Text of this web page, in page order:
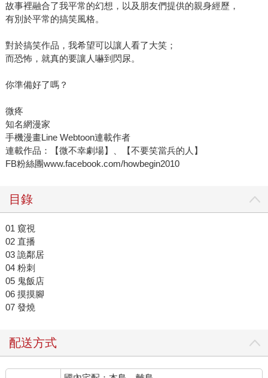
故事裡融合了我平常的幻想，以及朋友們提供的親身經歷，
有別於平常的搞笑風格。
對於搞笑作品，我希望可以讓人看了大笑；
而恐怖，就真的要讓人嚇到閃尿。
你準備好了嗎？
微疼
知名網漫家
手機漫畫Line Webtoon連載作者
連載作品：【微不幸劇場】、【不要笑當兵的人】
FB粉絲團www.facebook.com/howbegin2010
目錄
01 窺視
02 直播
03 詭鄰居
04 粉刺
05 鬼飯店
06 摸摸腳
07 發燒
配送方式